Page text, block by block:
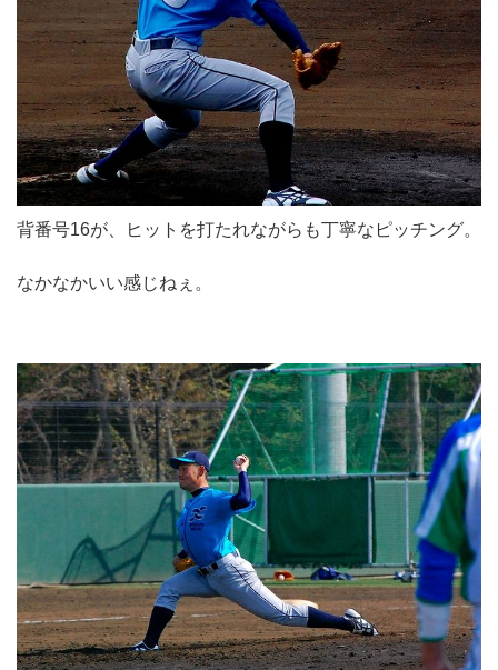
背番号16が、ヒットを打たれながらも丁寧なピッチング。
なかなかいい感じねぇ。